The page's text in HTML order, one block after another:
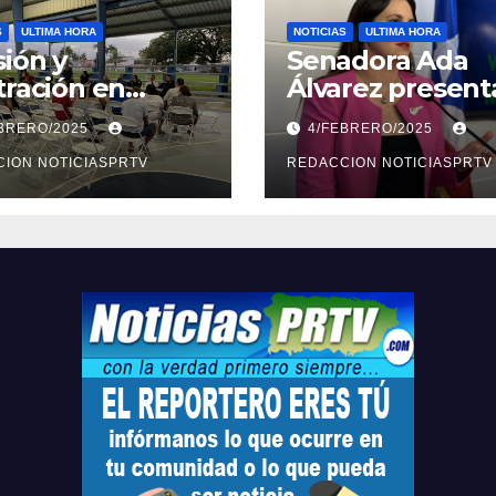
ULTIMA HORA
y
en
sobre
en
2025
NOTICIASPRTV
NOTICIAS ULTIMA HORA
Senadora Ada
Álvarez
medidas ante la
violencia en el
noviazgo
4/FEBRERO/2025
REDACCION NOTICIASPRTV